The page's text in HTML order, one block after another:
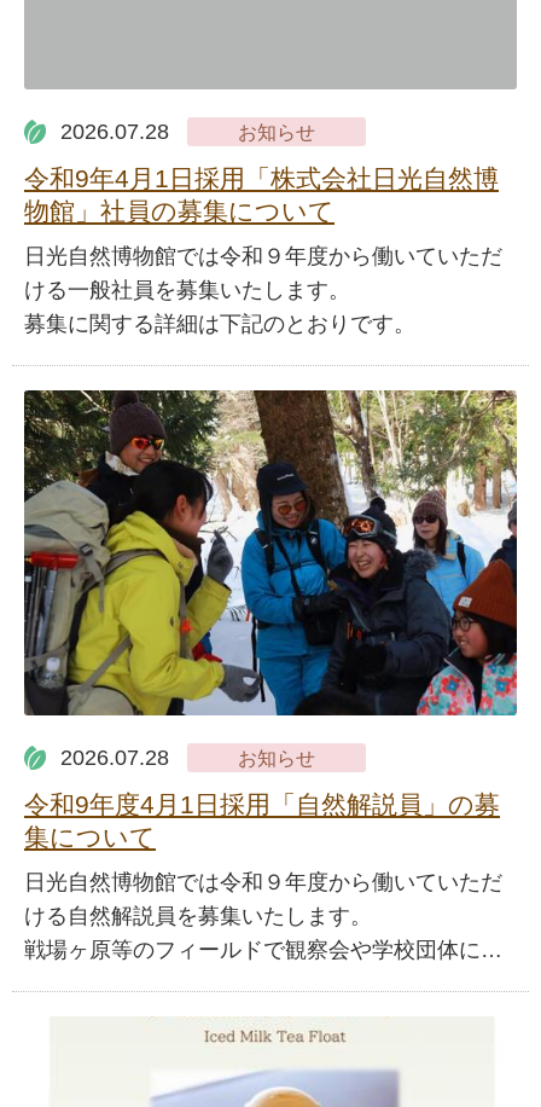
2026.07.28 お知らせ
令和9年4月1日採用「株式会社日光自然博
物館」社員の募集について
日光自然博物館では令和９年度から働いていただ
ける一般社員を募集いたします。
募集に関する詳細は下記のとおりです。
2026.07.28 お知らせ
令和9年度4月1日採用「自然解説員」の募
集について
日光自然博物館では令和９年度から働いていただ
ける自然解説員を募集いたします。
戦場ヶ原等のフィールドで観察会や学校団体に…